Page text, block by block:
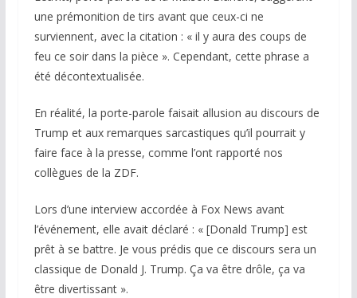
une prémonition de tirs avant que ceux-ci ne
surviennent, avec la citation : « il y aura des coups de
feu ce soir dans la pièce ». Cependant, cette phrase a
été décontextualisée.
En réalité, la porte-parole faisait allusion au discours de
Trump et aux remarques sarcastiques qu’il pourrait y
faire face à la presse, comme l’ont rapporté nos
collègues de la ZDF.
Lors d’une interview accordée à Fox News avant
l’événement, elle avait déclaré : « [Donald Trump] est
prêt à se battre. Je vous prédis que ce discours sera un
classique de Donald J. Trump. Ça va être drôle, ça va
être divertissant ».